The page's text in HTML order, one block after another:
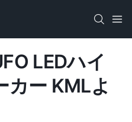
LEDハイ
カー KMLよ